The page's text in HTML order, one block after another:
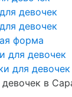
девочек
девочек
форма
для девочек
для девочек
в